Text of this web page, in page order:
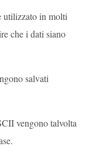
in molti
che i dati siano
salvati
vengono talvolta